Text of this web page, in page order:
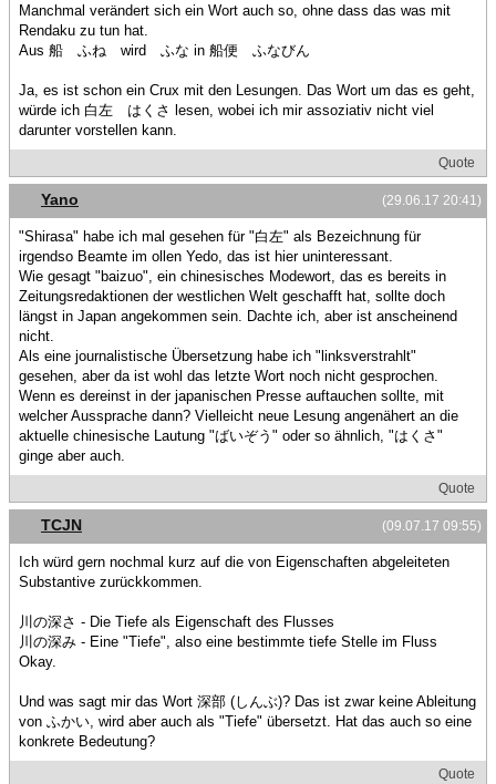
Manchmal verändert sich ein Wort auch so, ohne dass das was mit
Rendaku zu tun hat.
Aus 船 ふね wird ふな in 船便 ふなびん
Ja, es ist schon ein Crux mit den Lesungen. Das Wort um das es geht,
würde ich 白左 はくさ lesen, wobei ich mir assoziativ nicht viel
darunter vorstellen kann.
Quote
(29.06.17 20:41)
Yano
"Shirasa" habe ich mal gesehen für "白左" als Bezeichnung für
irgendso Beamte im ollen Yedo, das ist hier uninteressant.
Wie gesagt "baizuo", ein chinesisches Modewort, das es bereits in
Zeitungsredaktionen der westlichen Welt geschafft hat, sollte doch
längst in Japan angekommen sein. Dachte ich, aber ist anscheinend
nicht.
Als eine journalistische Übersetzung habe ich "linksverstrahlt"
gesehen, aber da ist wohl das letzte Wort noch nicht gesprochen.
Wenn es dereinst in der japanischen Presse auftauchen sollte, mit
welcher Aussprache dann? Vielleicht neue Lesung angenähert an die
aktuelle chinesische Lautung "ばいぞう" oder so ähnlich, "はくさ"
ginge aber auch.
Quote
(09.07.17 09:55)
TCJN
Ich würd gern nochmal kurz auf die von Eigenschaften abgeleiteten
Substantive zurückkommen.
川の深さ - Die Tiefe als Eigenschaft des Flusses
川の深み - Eine "Tiefe", also eine bestimmte tiefe Stelle im Fluss
Okay.
Und was sagt mir das Wort 深部 (しんぶ)? Das ist zwar keine Ableitung
von ふかい, wird aber auch als "Tiefe" übersetzt. Hat das auch so eine
konkrete Bedeutung?
Quote